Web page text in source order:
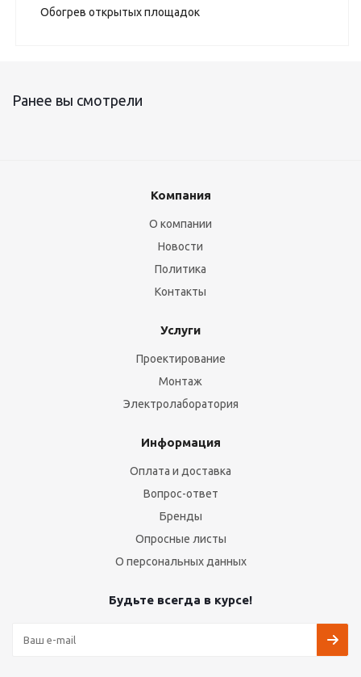
Обогрев открытых площадок
Ранее вы смотрели
Компания
О компании
Новости
Политика
Контакты
Услуги
Проектирование
Монтаж
Электролаборатория
Информация
Оплата и доставка
Вопрос-ответ
Бренды
Опросные листы
О персональных данных
Будьте всегда в курсе!